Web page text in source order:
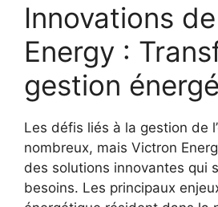
Innovations
Energy :
gestion
Les défis liés à la gestion de
nombreux, mais Victron
des solutions innovantes qui
besoins. Les principaux